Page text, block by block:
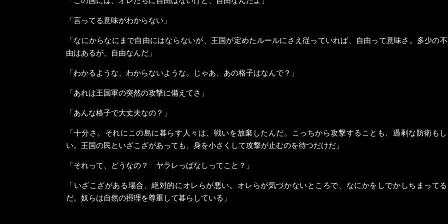
「言ってる意味がわからない」
「なにからなにまで自由にはならないが、王国が定めたルールにさえ従っていれば、自由って意味さ。多少の
由はあるが、自由なんだ」
「わかるような、わからないような。じゃあ、あの格子はなんで？」
「あれは王国軍の突然の攻撃に備えてさ」
「あんな格子で大丈夫なの？」
「十分さ。それにこの島に暮らす人々は、戦いを放棄したんだ。こっちから攻撃することも、過剰な防衛も
い。王国の民といざこざがあっても、身を小さくして攻撃が止むのを待つだけだ」
「それって、どうなの？ ヤラレっぱなしってこと？」
「いざこざがある場合、絶対的にオレらが悪い。オレらが気づかないところで、なにかをしでかしちまって
だ。奴らは自然の摂理を尊重して暮らしている」